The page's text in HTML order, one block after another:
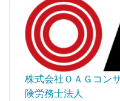
株式会社ＯＡＧコン
険労務士法人